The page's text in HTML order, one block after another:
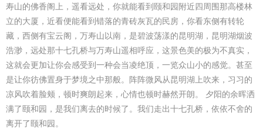
寿山的佛香阁上，遥看远处，你就能看到颐和园附近四周围那高楼林
立的大厦，近看便能看到错落的青砖灰瓦的民房，你看东侧有转轮
藏，西侧有宝云阁，万寿山以南，是碧波荡漾的昆明湖，昆明湖烟波
浩渺，远处那十七孔桥与万寿山遥相呼应，这景色美的极为不真实，
这就会更加让你会感受到一种会当凌绝顶，一览众山小的感觉。甚至
是让你彷佛置身于梦境之中那般。阵阵微风从昆明湖上吹来，习习的
凉风吹着脸颊，顿时爽朗起来，心情也顿时赫然开朗。 夕阳的余晖洒
满了颐和园，是我们离去的时候了。我们走出十七孔桥，依依不舍的
离开了颐和园。